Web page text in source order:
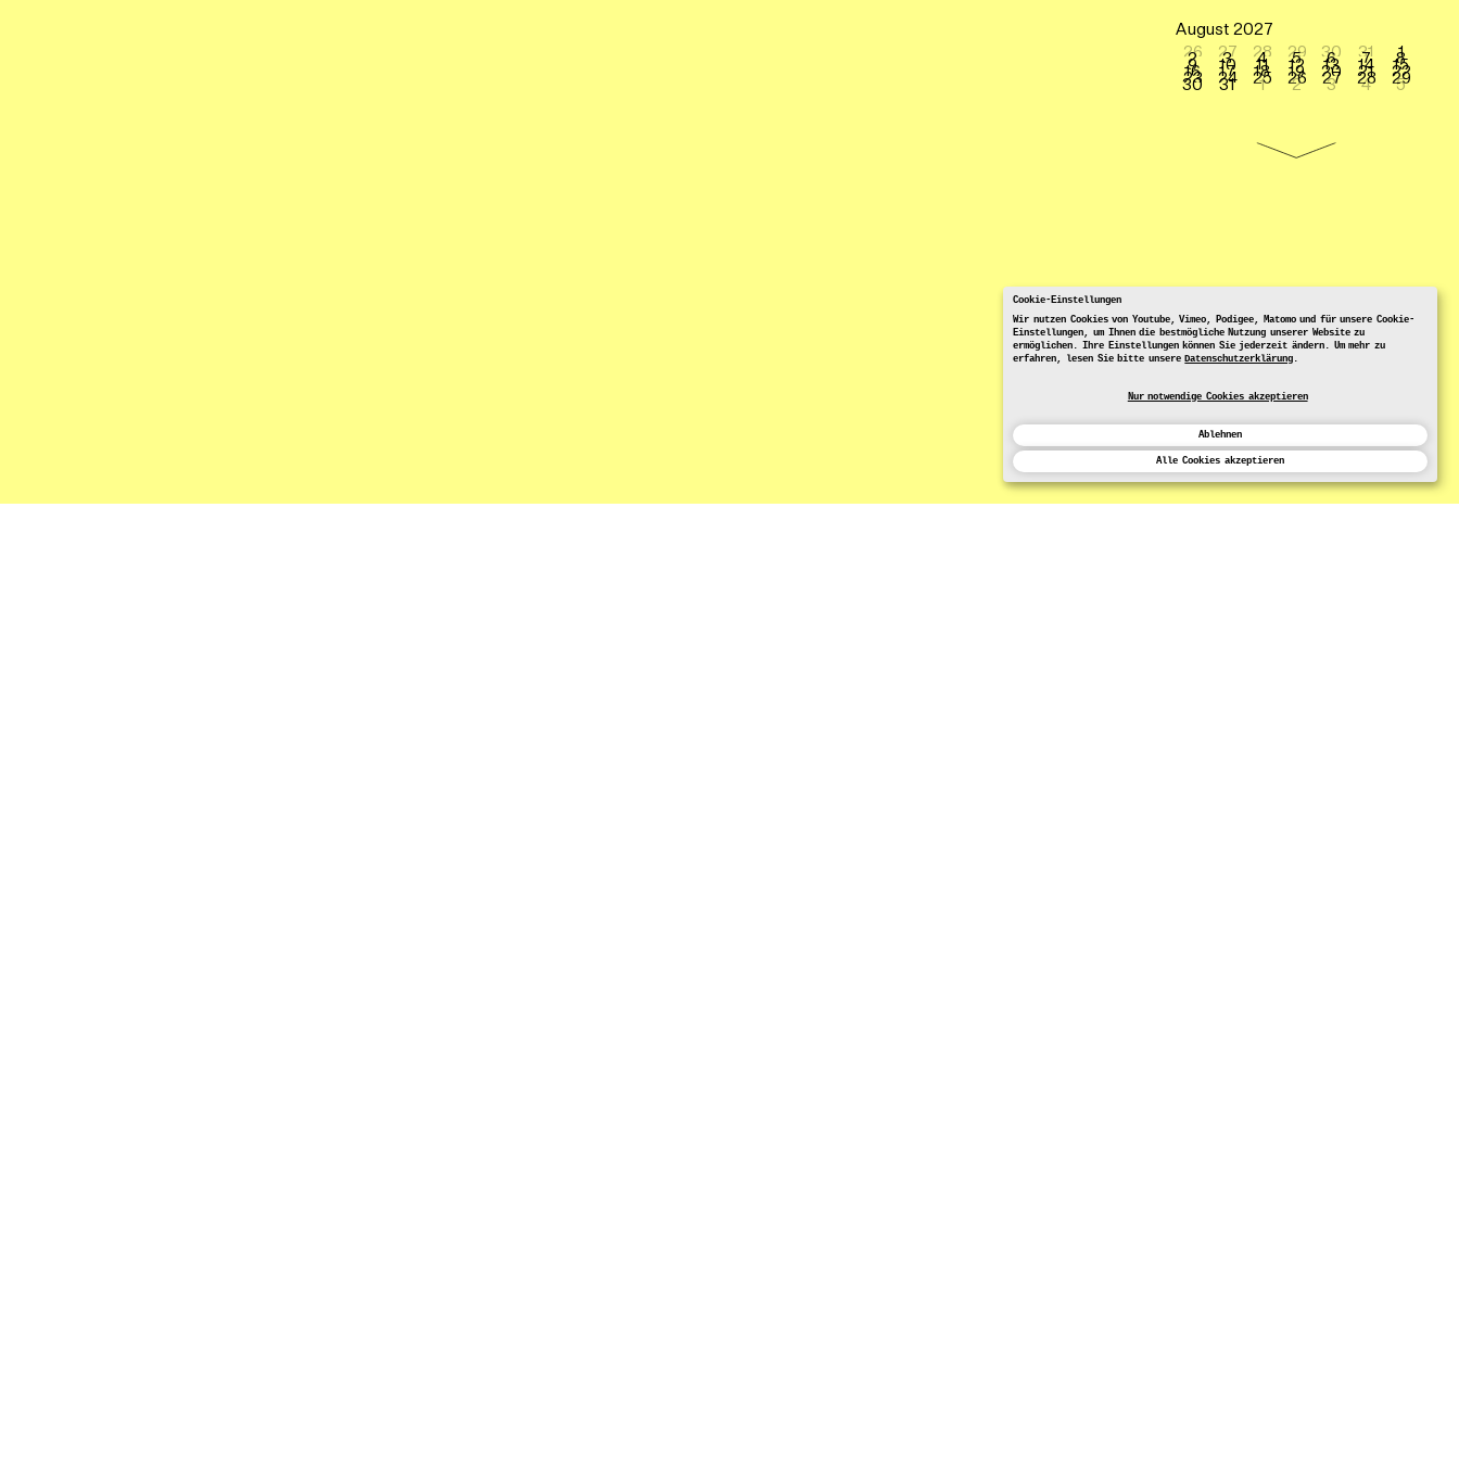
Cookie-Einstellungen
Wir nutzen Cookies von Youtube, Vimeo, Podigee, Matomo und für unsere Cookie-
Einstellungen, um Ihnen die bestmögliche Nutzung unserer Website zu
ermöglichen. Ihre Einstellungen können Sie jederzeit ändern. Um mehr zu
erfahren, lesen Sie bitte unsereDatenschutzerklärung.
Nur notwendige Cookies akzeptieren
Ablehnen
Alle Cookies akzeptieren
August 2027
26
27 28 29 30 31 1
2 3 4 5 6 7 8
9 10 11 12 13 14 15
16 17 18 19 20 21 22
23 24 25 26 27 28 29
30 31 1 2 3 4 5